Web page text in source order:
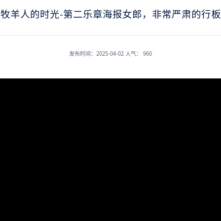
羊人的时光-第二乐章海报女郎，非常严肃的行
发布时间：2025-04-02 人气： 960